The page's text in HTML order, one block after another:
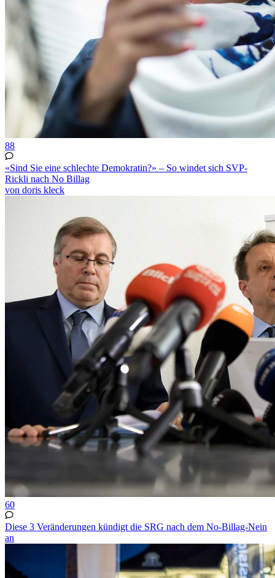
88
«Sind Sie eine schlechte Demokratin?» – So windet sich SVP-
Rickli nach No Billag
von doris kleck
60
Diese 3 Veränderungen kündigt die SRG nach dem No-Billag-Nein
an